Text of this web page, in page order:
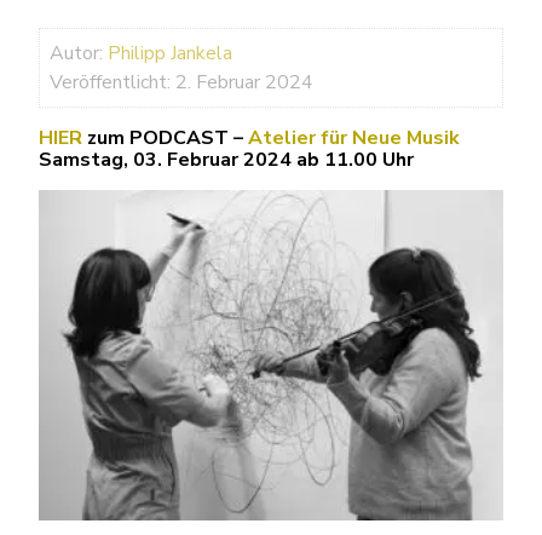
Autor: Philipp Jankela
Veröffentlicht: 2. Februar 2024
HIER zum PODCAST –Atelier für Neue Musik
Samstag, 03. Februar 2024 ab 11.00 Uhr